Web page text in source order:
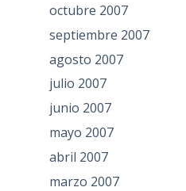
octubre 2007
septiembre 2007
agosto 2007
julio 2007
junio 2007
mayo 2007
abril 2007
marzo 2007